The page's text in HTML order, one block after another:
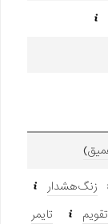
زنگ هشدار
تقویم
تایمر